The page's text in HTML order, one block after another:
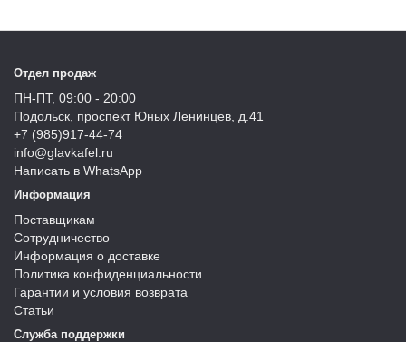
Отдел продаж
ПН-ПТ, 09:00 - 20:00
Подольск, проспект Юных Ленинцев, д.41
+7 (985)917-44-74
info@glavkafel.ru
Написать в WhatsApp
Информация
Поставщикам
Сотрудничество
Информация о доставке
Политика конфиденциальности
Гарантии и условия возврата
Статьи
Служба поддержки